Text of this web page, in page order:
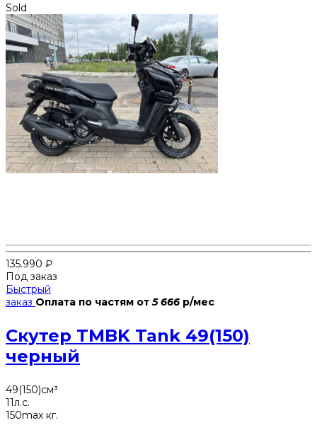
Sold
135.990 ₽
Под заказ
Быстрый
заказ Оплата по частям от5 666 р/мес
Скутер TMBK Tank 49(150)
черный
49(150)см³
11л.с.
150max кг.